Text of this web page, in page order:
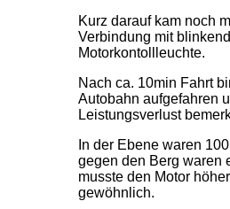
Kurz darauf kam noch
Verbindung mit
Motorkontollleuchte.
Nach ca. 10min Fahrt
Autobahn aufgefahren
Leistungsverlust
In der Ebene waren
gegen den Berg waren
musste den Motor
gewöhnlich.